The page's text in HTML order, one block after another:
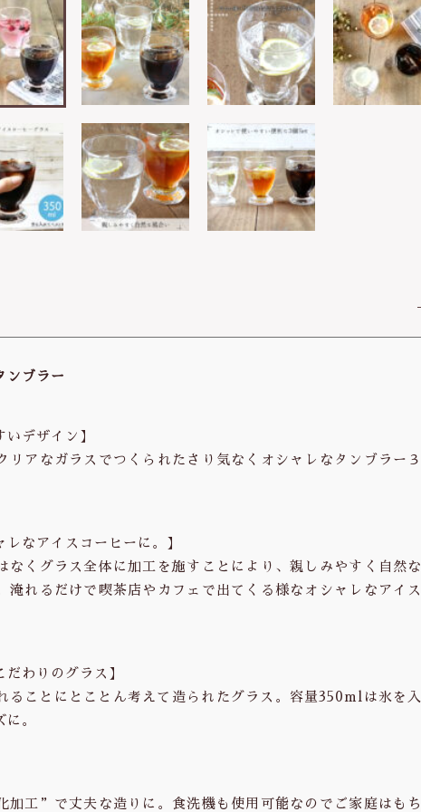
ンブラー
いデザイン】
リアなガラスでつくられたさり気なくオシャレなタンブラー３
レなアイスコーヒーに。】
なくグラス全体に加工を施すことにより、親しみやすく自然な
淹れるだけで喫茶店やカフェで出てくる様なオシャレなアイス
だわりのグラス】
ることにとことん考えて造られたグラス。容量350mlは氷を入
。
加工”で丈夫な造りに。食洗機も使用可能なのでご家庭はもち